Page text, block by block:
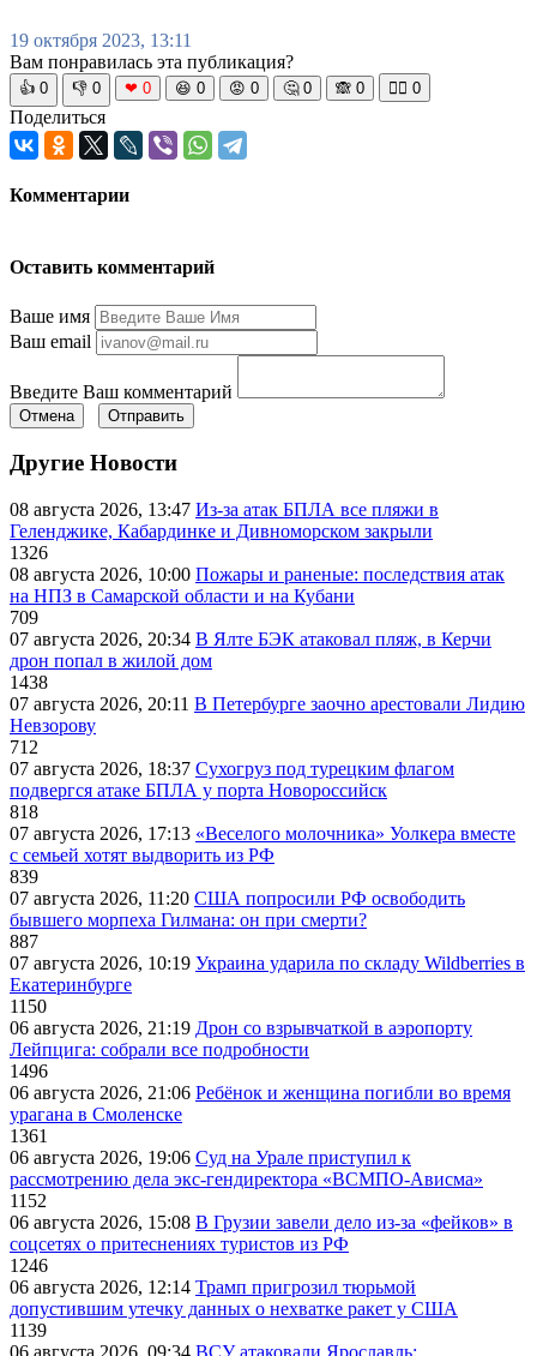
19 октября 2023, 13:11
Вам понравилась эта публикация?
👍 0 👎 0 ❤ 0 😆 0 😡 0 🤔 0 🙈 0 🧘‍♀️ 0
Поделиться
Комментарии
Оставить комментарий
Ваше имя
Ваш email
Введите Ваш комментарий
Отмена Отправить
Другие Новости
08 августа 2026, 13:47 Из-за атак БПЛА все пляжи в
Геленджике, Кабардинке и Дивноморском закрыли
1326
08 августа 2026, 10:00 Пожары и раненые: последствия атак
на НПЗ в Самарской области и на Кубани
709
07 августа 2026, 20:34 В Ялте БЭК атаковал пляж, в Керчи
дрон попал в жилой дом
1438
07 августа 2026, 20:11 В Петербурге заочно арестовали Лидию
Невзорову
712
07 августа 2026, 18:37 Сухогруз под турецким флагом
подвергся атаке БПЛА у порта Новороссийск
818
07 августа 2026, 17:13 «Веселого молочника» Уолкера вместе
с семьей хотят выдворить из РФ
839
07 августа 2026, 11:20 США попросили РФ освободить
бывшего морпеха Гилмана: он при смерти?
887
07 августа 2026, 10:19 Украина ударила по складу Wildberries в
Екатеринбурге
1150
06 августа 2026, 21:19 Дрон со взрывчаткой в аэропорту
Лейпцига: собрали все подробности
1496
06 августа 2026, 21:06 Ребёнок и женщина погибли во время
урагана в Смоленске
1361
06 августа 2026, 19:06 Суд на Урале приступил к
рассмотрению дела экс-гендиректора «ВСМПО-Ависма»
1152
06 августа 2026, 15:08 В Грузии завели дело из-за «фейков» в
соцсетях о притеснениях туристов из РФ
1246
06 августа 2026, 12:14 Трамп пригрозил тюрьмой
допустившим утечку данных о нехватке ракет у США
1139
06 августа 2026, 09:34 ВСУ атаковали Ярославль: